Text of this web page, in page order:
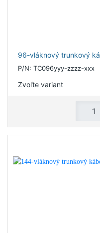
96-vláknový trunkový
P/N: TC096yyy-zzzz-xxx
Zvoľte variant